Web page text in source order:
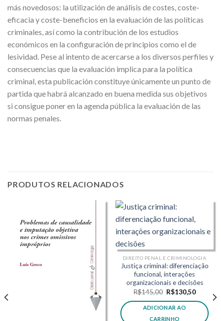
más novedosos: la utilización de análisis de costes, coste-
eficacia y coste-beneficios en la evaluación de las políticas
criminales, así como la contribución de los estudios
económicos en la configuración de principios como el de
lesividad. Pese al intento de acercarse a los diversos perfiles y
consecuencias que la evaluación implica para la política
criminal, esta publicación constituye únicamente un punto de
partida que habrá alcanzado en buena medida sus objetivos
si consigue poner en la agenda pública la evaluación de las
normas penales.
PRODUTOS RELACIONADOS
DIREITO PENAL E CRIMINOLOGIA
Justiça criminal: diferenciação
funcional, interações
organizacionais e decisões
R$145,00 O
original
era:
R$145,00.
R$130,50O
atual
ADICIONAR AO
CARRINHO